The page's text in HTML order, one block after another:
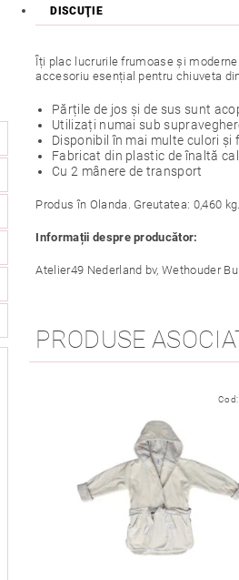
DISCUŢIE
Îți plac lucrurile frumoase și
accesoriu esențial pentru chiuveta
Părțile de jos și de sus sunt
Utilizați numai sub
Disponibil în mai multe culori și
Fabricat din plastic de înaltă
Cu 2 mânere de transport
Produs în Olanda. Greutatea: 0,460
Informații despre producător:
Atelier49 Nederland bv, Wethouder
PRODUSE
Cod: